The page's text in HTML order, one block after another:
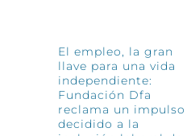
El empleo, la gran
llave para una vida
independiente:
Fundación Dfa
reclama un impulso
decidido a la